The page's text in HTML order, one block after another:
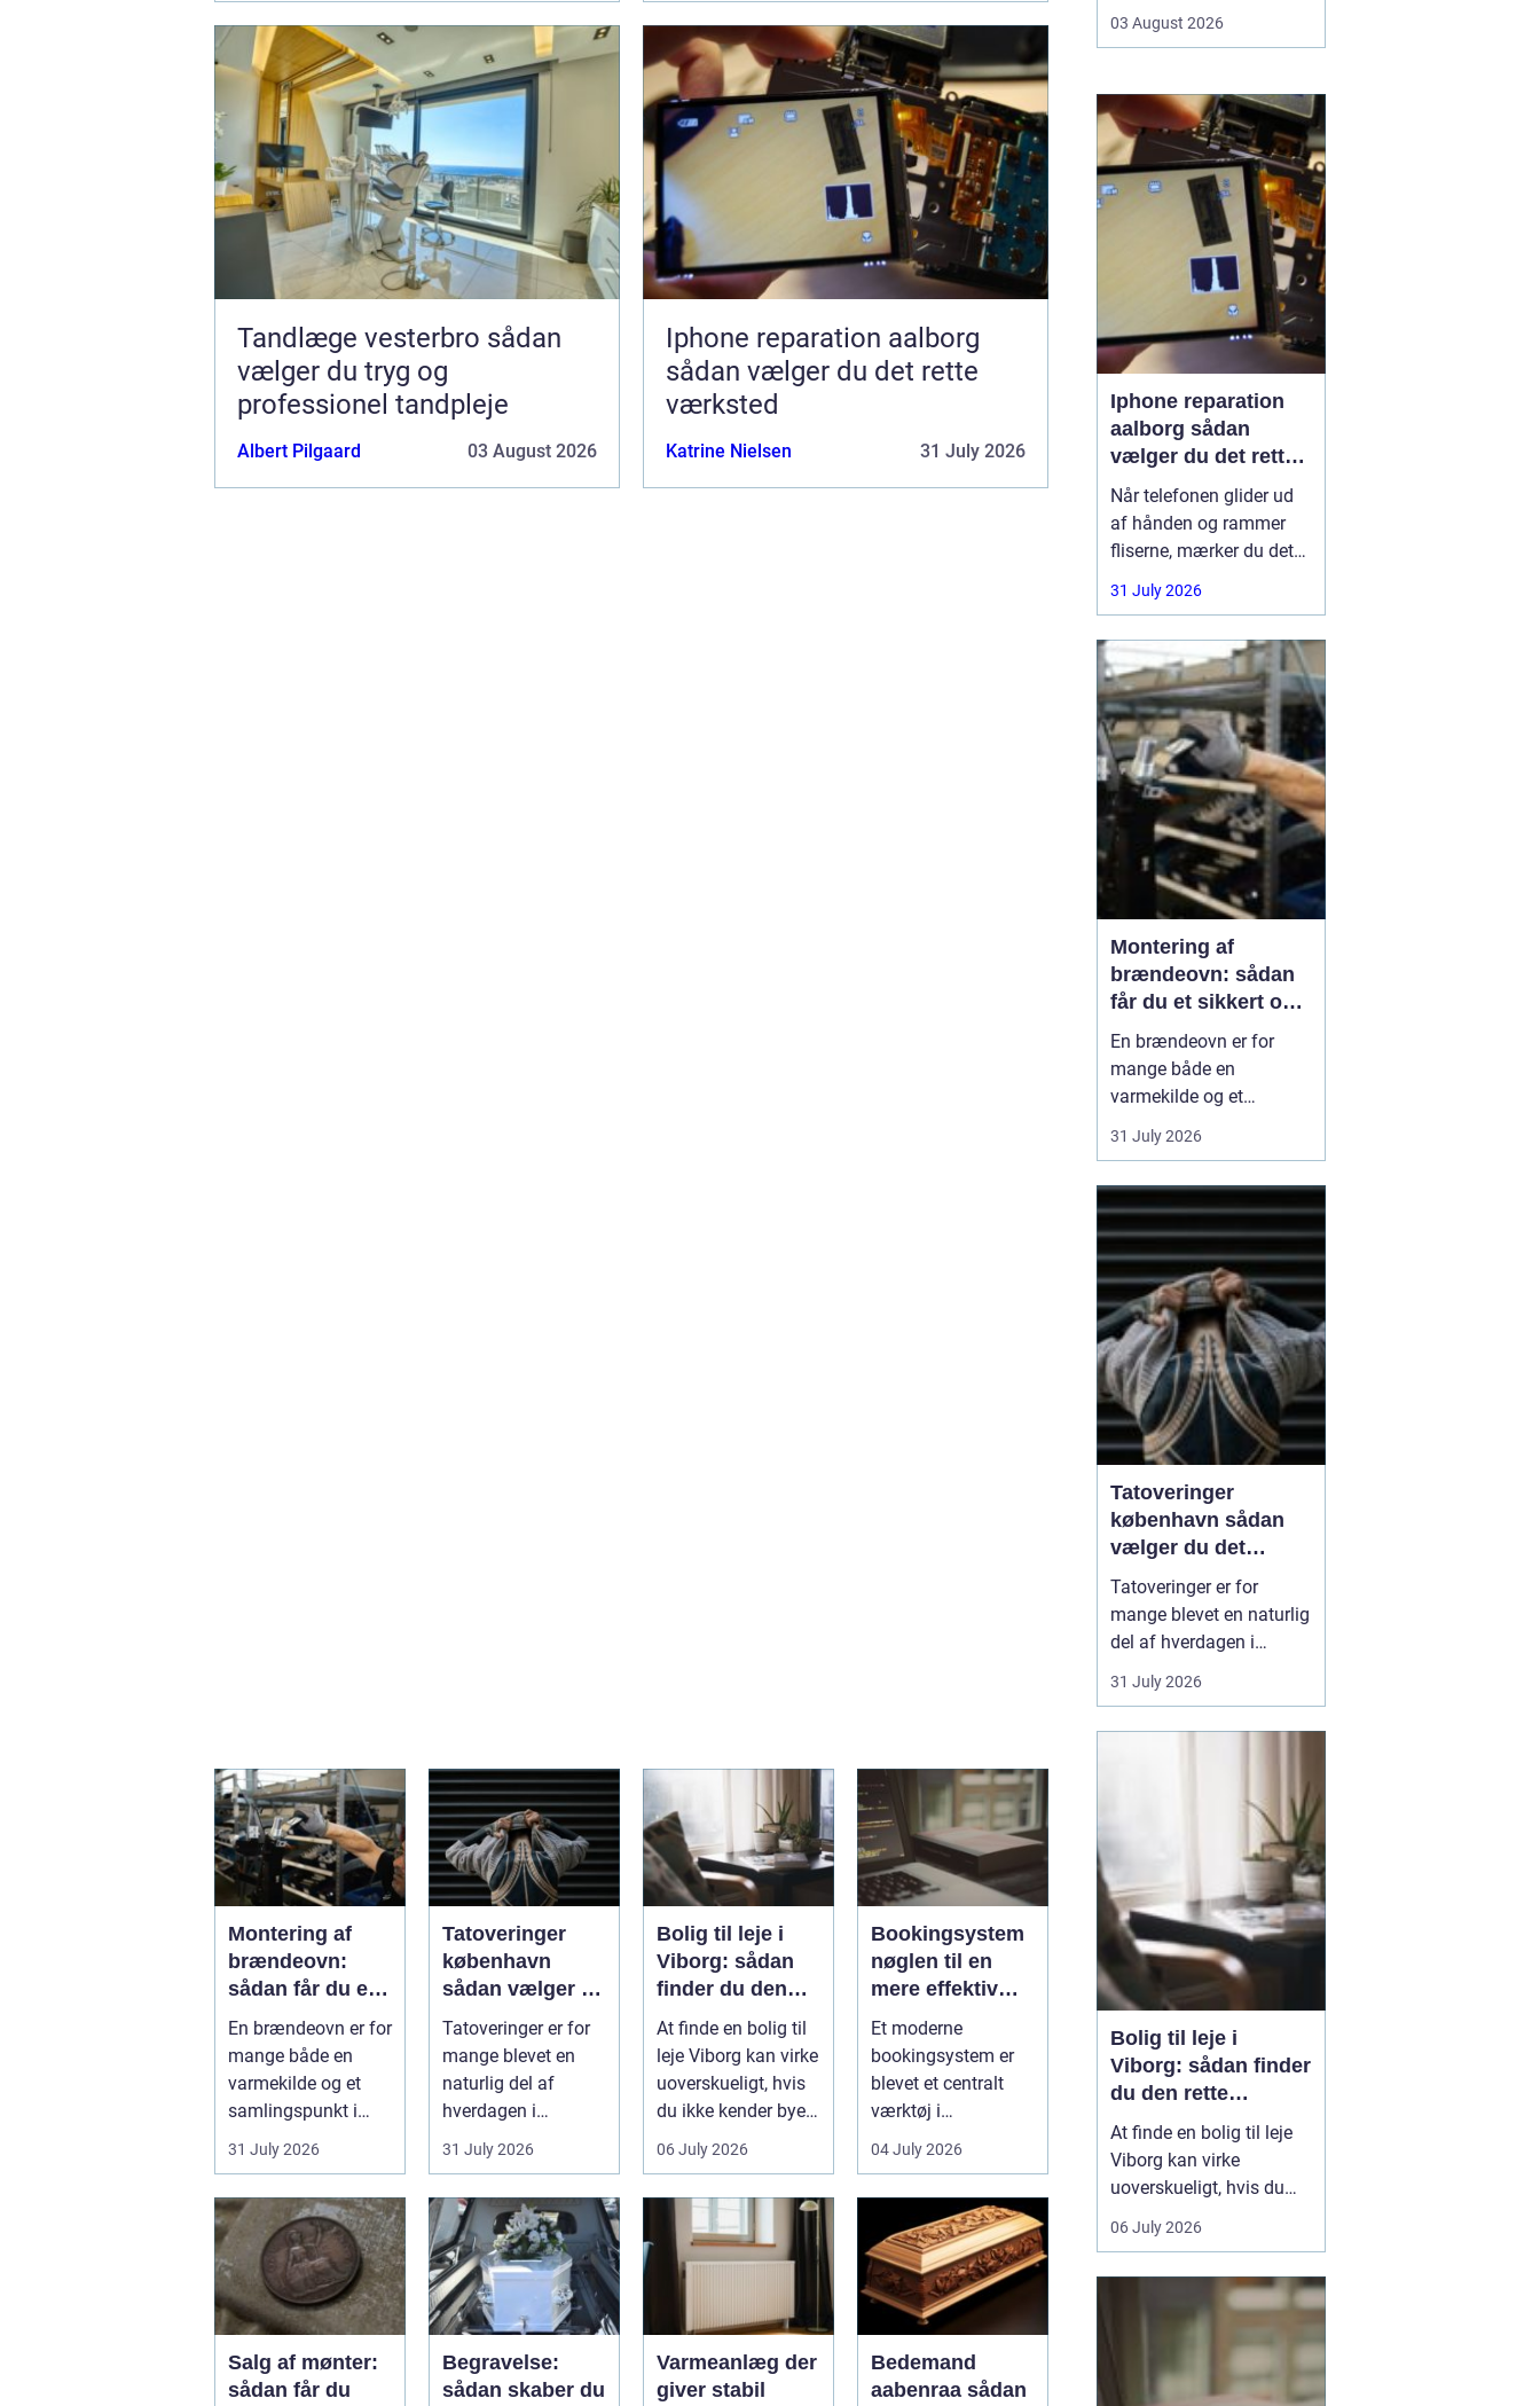
Tandlæge vesterbro sådan
vælger du tryg og
professionel tandpleje
Albert Pilgaard 03 August 2026
Iphone reparation aalborg
sådan vælger du det rette
værksted
Katrine Nielsen 31 July 2026
Montering af
brændeovn:
sådan får du et
sikkert og smukt
resultat
En brændeovn er for
mange både en
varmekilde og et
samlingspunkt i
hjemmet.
Flammerne gi...
31 July 2026
Tatoveringer
københavn
sådan vælger du
det rigtige
Tatoveringer er for
mange blevet en
naturlig del af
hverdagen i
København. Byen er
fyldt med dygtige...
31 July 2026
Bolig til leje i
Viborg: sådan
finder du den
rette lejlighed
At finde en bolig til
leje Viborg kan virke
uoverskueligt, hvis
du ikke kender byen
eller det lokale...
06 July 2026
Bookingsystem
nøglen til en
mere effektiv
klinikhverdag
Et moderne
bookingsystem er
blevet et centralt
værktøj i
sundhedssektoren.
Klinikker, praksis og
beh...
04 July 2026
Salg af mønter:
sådan får du
Begravelse:
sådan skaber du
Varmeanlæg der
giver stabil
Bedemand
aabenraa sådan
hverdag, din selvtillid og
duleder efter tandlæge
vesterbro, møder du
derfor mange
valgmuligheder m...
03 August 2026
Iphone reparation
aalborg sådan
vælger du det rette
værksted
Når telefonen glider ud
af hånden og rammer
fliserne, mærker du det
med det samme.
Skærmen splintrer, lyden
står af midt på dagen.
For mange i Aalborg er
mobilen helt central i
både arbejde, studie og
hverdag. Derfor
31 July 2026
Montering af
brændeovn: sådan
får du et sikkert og
smukt resultat
En brændeovn er for
mange både en
varmekilde og et
samlingspunkt i
hjemmet. Flammerne
mærkes i hele rummet.
Men montering af
brændeovn er ikke noget,
man bør kaste sig ud i
uden viden og
planl&ae...
31 July 2026
Tatoveringer
københavn sådan
vælger du det
rigtige studie
Tatoveringer er for
mange blevet en naturlig
del af hverdagen i
København. Byen er fyldt
med dygtige artister,
spænder vidt. Når man
31 July 2026
Bolig til leje i
Viborg: sådan finder
du den rette
lejlighed
At finde en bolig til leje
Viborg kan virke
uoverskueligt, hvis du
ikke kender byen eller det
lokale boligmarked. Der
priserne varierer, og
områderne har hver
deres særpræg. Med en
klar plan, lidt viden om
06 July 2026